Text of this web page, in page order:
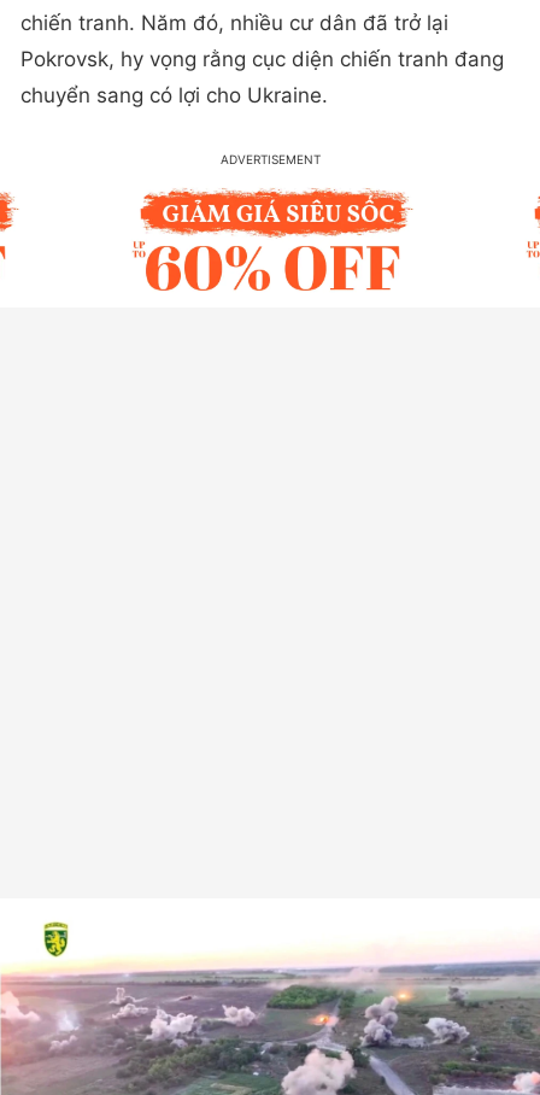
chiến tranh. Năm đó, nhiều cư dân đã trở lại
Pokrovsk, hy vọng rằng cục diện chiến tranh đang
chuyển sang có lợi cho Ukraine.